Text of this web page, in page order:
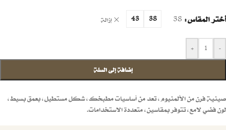
أختر المقاس 38
38
43 إزالة
-
+
إضافة إلى السلة
صينية فرن من الألمنيوم، تعد من أساسيات مطبخك، شكل مستطيل، بعمق بسيط،
لون فضي لامع، تتوفر بمقاسين، متعددة الاستخدامات.